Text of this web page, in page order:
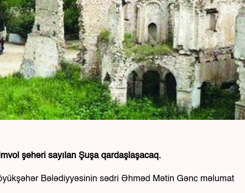
şəhəri sayılan Şuşa qardaşlaşacaq.
Bələdiyyəsinin sədri Əhməd Mətin Gənc məlumat